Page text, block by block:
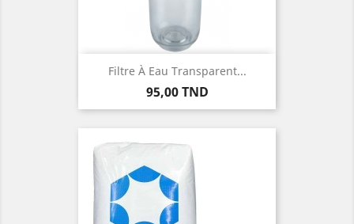
Filtre À Eau Transparent...
Prix
95,00 TND